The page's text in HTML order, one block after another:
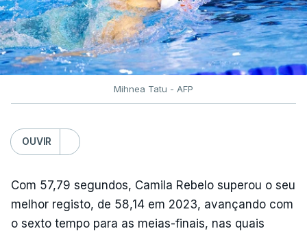
Mihnea Tatu - AFP
OUVIR
Com 57,79 segundos, Camila Rebelo superou o seu
melhor registo, de 58,14 em 2023, avançando com
o sexto tempo para as meias-finais, nas quais